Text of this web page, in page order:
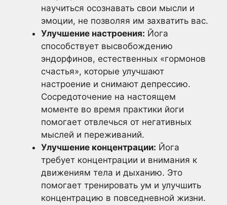
научиться осознавать свои мысли и
эмоции, не позволяя им захватить вас.
Улучшение настроения: Йога
способствует высвобождению
эндорфинов, естественных «гормонов
счастья», которые улучшают
настроение и снимают депрессию.
Сосредоточение на настоящем
моменте во время практики йоги
помогает отвлечься от негативных
мыслей и переживаний.
Улучшение концентрации: Йога
требует концентрации и внимания к
движениям тела и дыханию. Это
помогает тренировать ум и улучшить
концентрацию в повседневной жизни.